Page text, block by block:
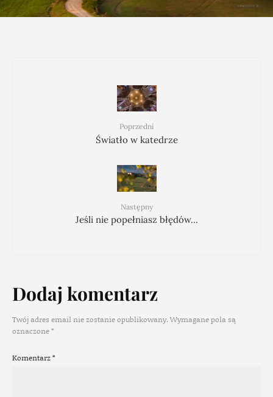
Poprzedni
Światło w katedrze
Następny
Jeśli nie popełniasz błędów…
Dodaj komentarz
Twój adres email nie zostanie opublikowany.Wymagane pola są
oznaczone*
Komentarz*